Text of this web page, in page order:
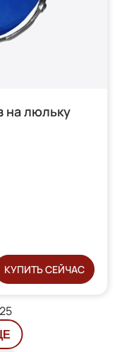
на люльку
КУПИТЬ СЕЙЧАС
25